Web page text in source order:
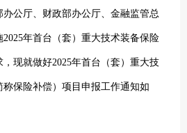
公厅、财政部办公厅、金融监管总
年首台（套）重大技术装备保险
现就做好2025年首台（套）重大技
保险补偿）项目申报工作通知如